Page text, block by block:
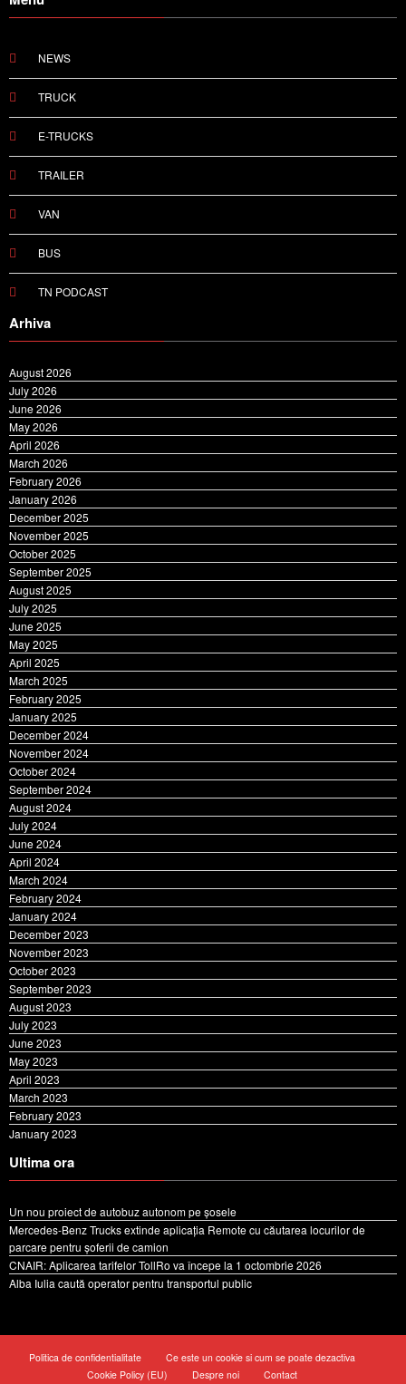
NEWS
TRUCK
E-TRUCKS
TRAILER
VAN
BUS
TN PODCAST
Arhiva
August 2026
July 2026
June 2026
May 2026
April 2026
March 2026
February 2026
January 2026
December 2025
November 2025
October 2025
September 2025
August 2025
July 2025
June 2025
May 2025
April 2025
March 2025
February 2025
January 2025
December 2024
November 2024
October 2024
September 2024
August 2024
July 2024
June 2024
April 2024
March 2024
February 2024
January 2024
December 2023
November 2023
October 2023
September 2023
August 2023
July 2023
June 2023
May 2023
April 2023
March 2023
February 2023
January 2023
Ultima ora
Un nou proiect de autobuz autonom pe șosele
Mercedes-Benz Trucks extinde aplicația Remote cu căutarea locurilor de
parcare pentru șoferii de camion
CNAIR: Aplicarea tarifelor TollRo va începe la 1 octombrie 2026
Alba Iulia caută operator pentru transportul public
Politica de confidentialitate
Ce este un cookie si cum se poate dezactiva
Cookie Policy (EU)
Despre noi Contact